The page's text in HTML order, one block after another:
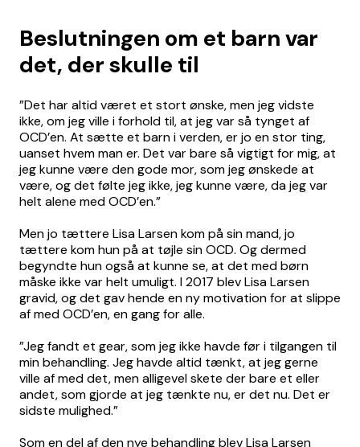
Beslutningen om et barn var
det, der skulle til
”Det har altid været et stort ønske, men jeg vidste
ikke, om jeg ville i forhold til, at jeg var så tynget af
OCD’en. At sætte et barn i verden, er jo en stor ting,
uanset hvem man er. Det var bare så vigtigt for mig, at
jeg kunne være den gode mor, som jeg ønskede at
være, og det følte jeg ikke, jeg kunne være, da jeg var
helt alene med OCD’en.”
Men jo tættere Lisa Larsen kom på sin mand, jo
tættere kom hun på at tøjle sin OCD. Og dermed
begyndte hun også at kunne se, at det med børn
måske ikke var helt umuligt. I 2017 blev Lisa Larsen
gravid, og det gav hende en ny motivation for at slippe
af med OCD’en, en gang for alle.
”Jeg fandt et gear, som jeg ikke havde før i tilgangen til
min behandling. Jeg havde altid tænkt, at jeg gerne
ville af med det, men alligevel skete der bare et eller
andet, som gjorde at jeg tænkte nu, er det nu. Det er
sidste mulighed.”
Som en del af den nye behandling blev Lisa Larsen